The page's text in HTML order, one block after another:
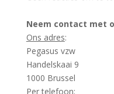
Neem contact met
Ons adres:
Pegasus vzw
Handelskaai 9
1000 Brussel
Per telefoon: